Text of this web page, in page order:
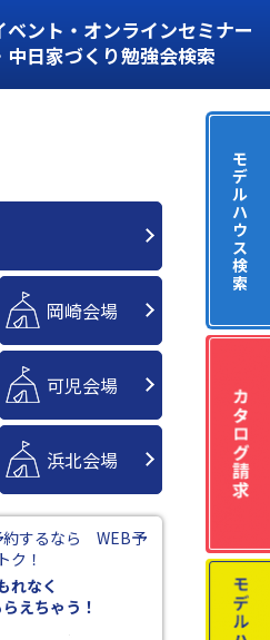
ベント・オンラインセミナー
中日家づくり勉強会検索
岡崎会場
可児会場
浜北会場
れなく
えちゃう！
モ
デ
ル
ハ
ウ
ス
検
索